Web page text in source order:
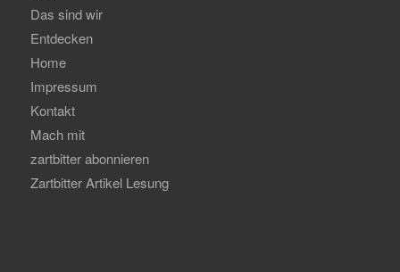
Das sind wir
Entdecken
Home
Impressum
Kontakt
Mach mit
zartbitter abonnieren
Zartbitter Artikel Lesung